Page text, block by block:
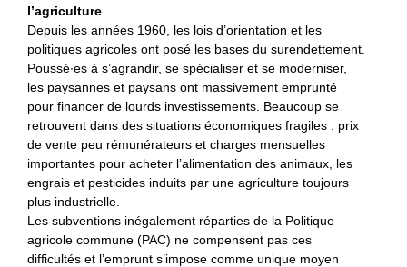
l’agriculture
Depuis les années 1960, les lois d’orientation et les
politiques agricoles ont posé les bases du surendettement.
Poussé∙es à s’agrandir, se spécialiser et se moderniser,
les paysannes et paysans ont massivement emprunté
pour financer de lourds investissements. Beaucoup se
retrouvent dans des situations économiques fragiles : prix
de vente peu rémunérateurs et charges mensuelles
importantes pour acheter l’alimentation des animaux, les
engrais et pesticides induits par une agriculture toujours
plus industrielle.
Les subventions inégalement réparties de la Politique
agricole commune (PAC) ne compensent pas ces
difficultés et l’emprunt s’impose comme unique moyen